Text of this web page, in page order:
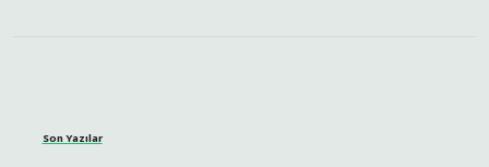
Son Yazılar